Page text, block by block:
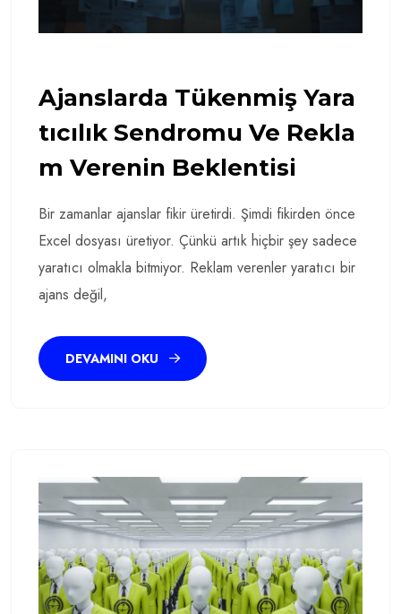
Ajanslarda Tükenmiş Yara
Tıcılık Sendromu Ve Rekla
M Verenin Beklentisi
Bir zamanlar ajanslar fikir üretirdi. Şimdi fikirden önce
Excel dosyası üretiyor. Çünkü artık hiçbir şey sadece
yaratıcı olmakla bitmiyor. Reklam verenler yaratıcı bir
ajans değil,
DEVAMINI OKU